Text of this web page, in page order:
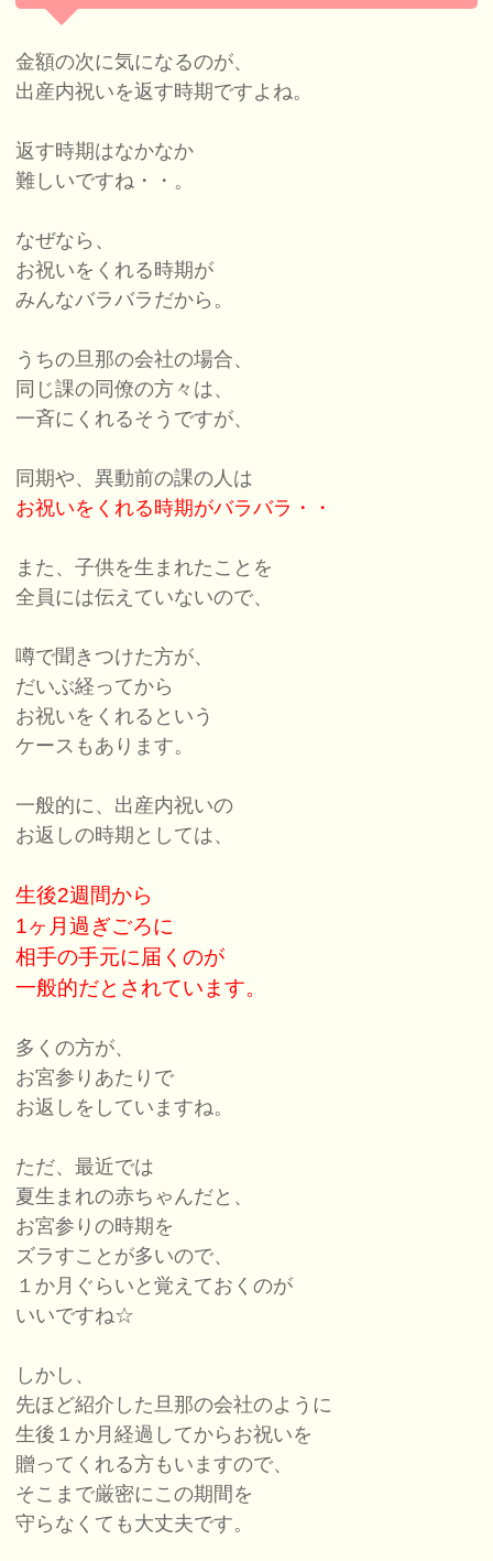
金額の次に気になるのが、
出産内祝いを返す時期ですよね。
返す時期はなかなか
難しいですね・・。
なぜなら、
お祝いをくれる時期が
みんなバラバラだから。
うちの旦那の会社の場合、
同じ課の同僚の方々は、
一斉にくれるそうですが、
同期や、異動前の課の人は
お祝いをくれる時期がバラバラ・・
また、子供を生まれたことを
全員には伝えていないので、
噂で聞きつけた方が、
だいぶ経ってから
お祝いをくれるという
ケースもあります。
一般的に、出産内祝いの
お返しの時期としては、
生後2週間から
1ヶ月過ぎごろに
相手の手元に届くのが
一般的だとされています。
多くの方が、
お宮参りあたりで
お返しをしていますね。
ただ、最近では
夏生まれの赤ちゃんだと、
お宮参りの時期を
ズラすことが多いので、
１か月ぐらいと覚えておくのが
いいですね☆
しかし、
先ほど紹介した旦那の会社のように
生後１か月経過してからお祝いを
贈ってくれる方もいますので、
そこまで厳密にこの期間を
守らなくても大丈夫です。